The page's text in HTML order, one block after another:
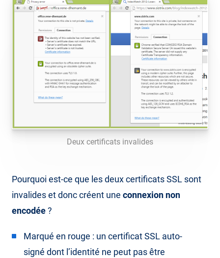
Deux certificats invalides
Pourquoi est-ce que les deux certificats SSL sont
invalides et donc créent une connexion non
encodée?
Marqué en rouge : un certificat SSL auto-
signé dont l’identité ne peut pas être